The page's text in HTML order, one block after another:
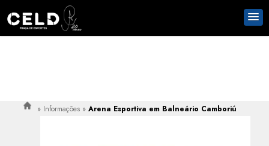
» Informações » Arena Esportiva em Balneário Camboriú